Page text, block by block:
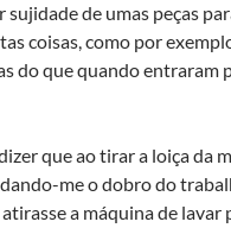
de umas peças
coisas, como por
do que quando entraram
que ao tirar a loiça da
me o dobro do
a máquina de lavar